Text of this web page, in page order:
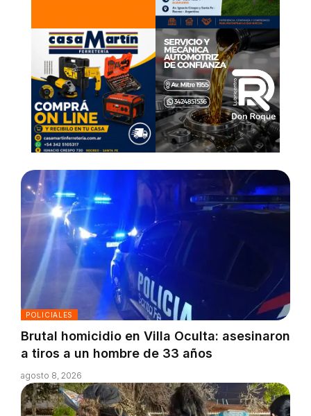
POLICIALES
Brutal homicidio en Villa Oculta: asesinaron
a tiros a un hombre de 33 años
agosto 8, 2026